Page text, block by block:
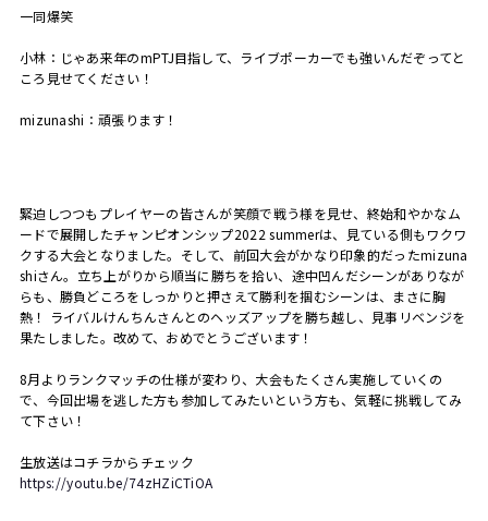
一同爆笑
小林：じゃあ来年のmPTJ目指して、ライブポーカーでも強いんだぞってと
ころ見せてください！
mizunashi：頑張ります！
緊迫しつつもプレイヤーの皆さんが笑顔で戦う様を見せ、終始和やかなム
ードで展開したチャンピオンシップ2022 summerは、見ている側もワクワ
クする大会となりました。そして、前回大会がかなり印象的だったmizuna
shiさん。立ち上がりから順当に勝ちを拾い、途中凹んだシーンがありなが
らも、勝負どころをしっかりと押さえて勝利を掴むシーンは、まさに胸
熱！ ライバルけんちんさんとのヘッズアップを勝ち越し、見事リベンジを
果たしました。改めて、おめでとうございます！
8月よりランクマッチの仕様が変わり、大会もたくさん実施していくの
で、今回出場を逃した方も参加してみたいという方も、気軽に挑戦してみ
て下さい！
生放送はコチラからチェック
https://youtu.be/74zHZiCTiOA